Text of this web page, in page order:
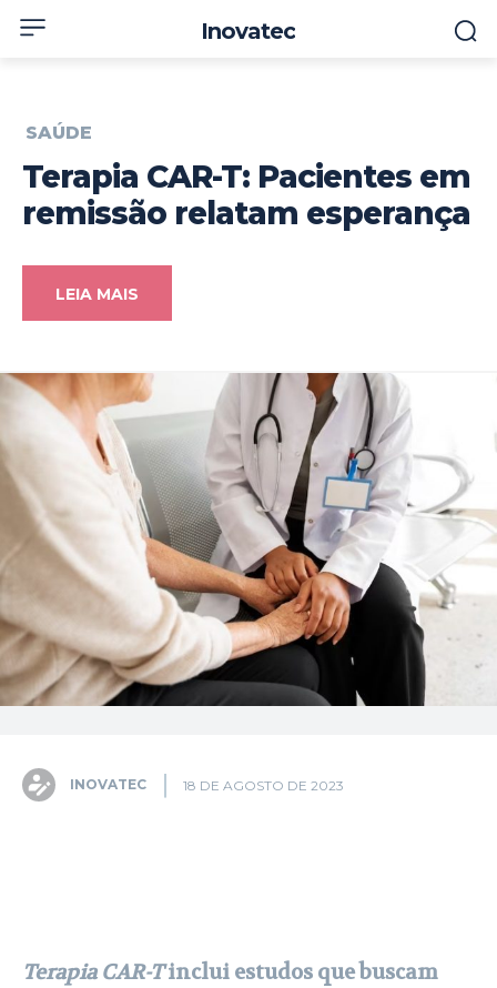
Inovatec
SAÚDE
Terapia CAR-T: Pacientes em
remissão relatam esperança
LEIA MAIS
INOVATEC 18 DE AGOSTO DE 2023
Terapia CAR-Tinclui estudos que buscam